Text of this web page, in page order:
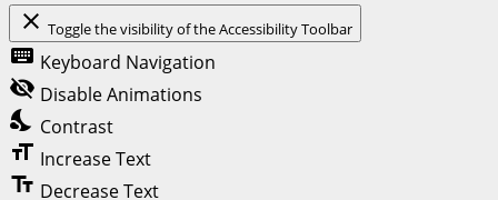
close Toggle the visibility of the Accessibility Toolbar
keyboard Keyboard Navigation
visibility_off Disable Animations
nights_stay Contrast
format_size Increase Text
text_fields Decrease Text